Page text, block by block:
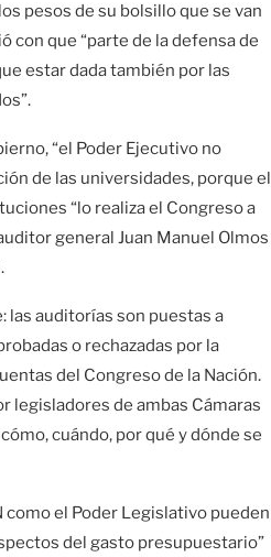
pesos de su bolsillo que se van
con que “parte de la defensa de
estar dada también por las
“el Poder Ejecutivo no
de las universidades, porque el
“lo realiza el Congreso a
general Juan Manuel Olmos
las auditorías son puestas a
o rechazadas por la
del Congreso de la Nación.
legisladores de ambas Cámaras
cuándo, por qué y dónde se
como el Poder Legislativo pueden
del gasto presupuestario”